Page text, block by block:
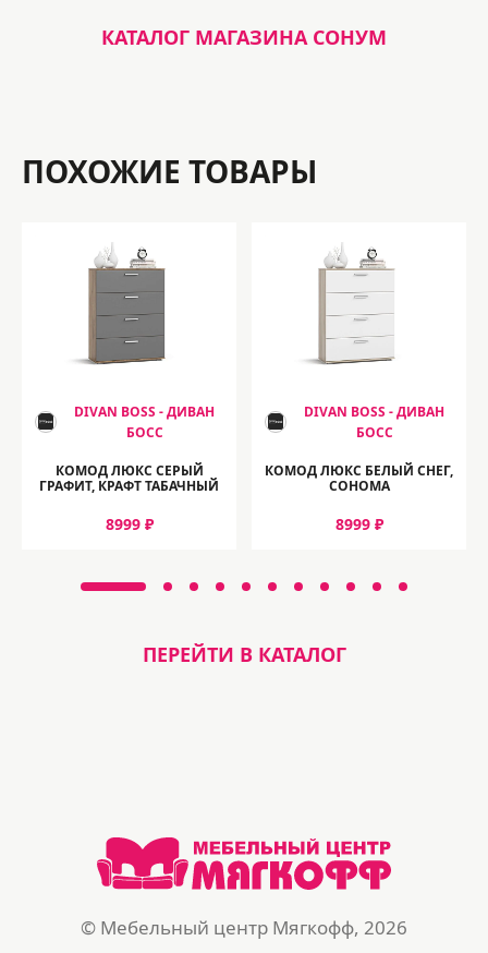
КАТАЛОГ МАГАЗИНА СОНУМ
ПОХОЖИЕ ТОВАРЫ
DIVAN BOSS - ДИВАН
БОСС
КОМОД ЛЮКС СЕРЫЙ
ГРАФИТ, КРАФТ ТАБАЧНЫЙ
8999 ₽
DIVAN BOSS - ДИВАН
БОСС
КОМОД ЛЮКС БЕЛЫЙ СНЕГ,
СОНОМА
8999 ₽
ПЕРЕЙТИ В КАТАЛОГ
© Мебельный центр Мягкофф, 2026